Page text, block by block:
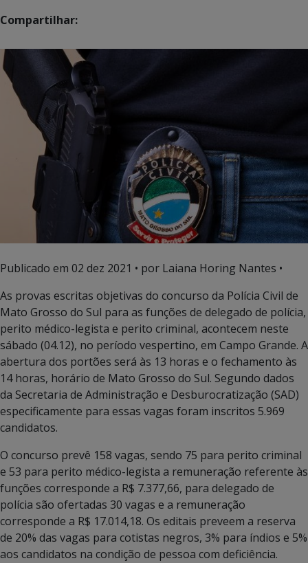
Compartilhar:
Publicado em 02 dez 2021 • por Laiana Horing Nantes •
As provas escritas objetivas do concurso da Polícia Civil de
Mato Grosso do Sul para as funções de delegado de polícia,
perito médico-legista e perito criminal, acontecem neste
sábado (04.12), no período vespertino, em Campo Grande. A
abertura dos portões será às 13 horas e o fechamento às
14 horas, horário de Mato Grosso do Sul. Segundo dados
da Secretaria de Administração e Desburocratização (SAD)
especificamente para essas vagas foram inscritos 5.969
candidatos.
O concurso prevê 158 vagas, sendo 75 para perito criminal
e 53 para perito médico-legista a remuneração referente às
funções corresponde a R$ 7.377,66, para delegado de
polícia são ofertadas 30 vagas e a remuneração
corresponde a R$ 17.014,18. Os editais preveem a reserva
de 20% das vagas para cotistas negros, 3% para índios e 5%
aos candidatos na condição de pessoa com deficiência.